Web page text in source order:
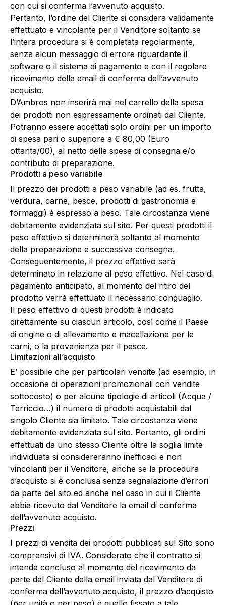
con cui si conferma l’avvenuto acquisto.
Pertanto, l’ordine del Cliente si considera validamente
effettuato e vincolante per il Venditore soltanto se
l’intera procedura si è completata regolarmente,
senza alcun messaggio di errore riguardante il
software o il sistema di pagamento e con il regolare
ricevimento della email di conferma dell’avvenuto
acquisto.
D’Ambros non inserirà mai nel carrello della spesa
dei prodotti non espressamente ordinati dal Cliente.
Potranno essere accettati solo ordini per un importo
di spesa pari o superiore a € 80,00 (Euro
ottanta/00), al netto delle spese di consegna e/o
contributo di preparazione.
Prodotti a peso variabile
Il prezzo dei prodotti a peso variabile (ad es. frutta,
verdura, carne, pesce, prodotti di gastronomia e
formaggi) è espresso a peso. Tale circostanza viene
debitamente evidenziata sul sito. Per questi prodotti il
peso effettivo si determinerà soltanto al momento
della preparazione e successiva consegna.
Conseguentemente, il prezzo effettivo sarà
determinato in relazione al peso effettivo. Nel caso di
pagamento anticipato, al momento del ritiro del
prodotto verrà effettuato il necessario conguaglio.
Il peso effettivo di questi prodotti è indicato
direttamente su ciascun articolo, così come il Paese
di origine o di allevamento e macellazione per le
carni, o la provenienza per il pesce.
Limitazioni all’acquisto
E’ possibile che per particolari vendite (ad esempio, in
occasione di operazioni promozionali con vendite
sottocosto) o per alcune tipologie di articoli (Acqua /
Terriccio…) il numero di prodotti acquistabili dal
singolo Cliente sia limitato. Tale circostanza viene
debitamente evidenziata sul sito. Pertanto, gli ordini
effettuati da uno stesso Cliente oltre la soglia limite
individuata si considereranno inefficaci e non
vincolanti per il Venditore, anche se la procedura
d’acquisto si è conclusa senza segnalazione d’errori
da parte del sito ed anche nel caso in cui il Cliente
abbia ricevuto dal Venditore la email di conferma
dell’avvenuto acquisto.
Prezzi
I prezzi di vendita dei prodotti pubblicati sul Sito sono
comprensivi di IVA. Considerato che il contratto si
intende concluso al momento del ricevimento da
parte del Cliente della email inviata dal Venditore di
conferma dell’avvenuto acquisto, il prezzo d’acquisto